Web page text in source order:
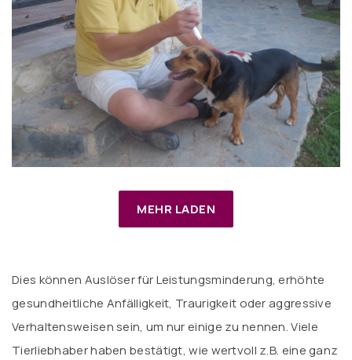
MEHR LADEN
Dies können Auslöser für Leistungsminderung, erhöhte
gesundheitliche Anfälligkeit, Traurigkeit oder aggressive
Verhaltensweisen sein, um nur einige zu nennen. Viele
Tierliebhaber haben bestätigt, wie wertvoll z.B. eine ganz